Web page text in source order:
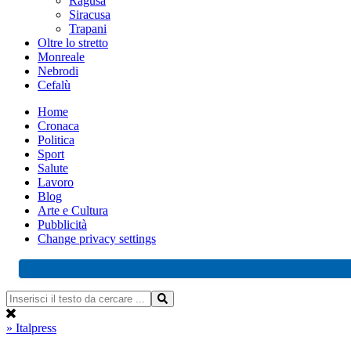
Siracusa
Trapani
Oltre lo stretto
Monreale
Nebrodi
Cefalù
Home
Cronaca
Politica
Sport
Salute
Lavoro
Blog
Arte e Cultura
Pubblicità
Change privacy settings
» Italpress